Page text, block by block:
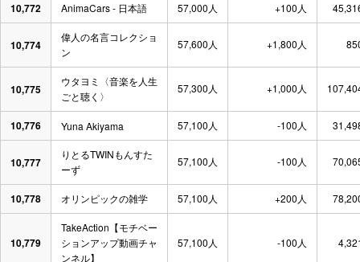
10,772 AnimaCars - 日本語 57,000人 +100人
10,774
偉人の名言コレクショ
ン
57,600人 +1,800人
10,775
ウタヨミ〈音楽を​人生
ごと​聴く​〉
57,300人 +1,000人
10,776 Yuna Akiyama 57,100人 -100人
10,777
りとるTWINもんすた
ーず
57,100人 -100人
10,778 オリンピックの雑学 57,100人 +200人
10,779
TakeAction【モチベー
ションアップ動画チャ
ンネル】
57,100人 -100人